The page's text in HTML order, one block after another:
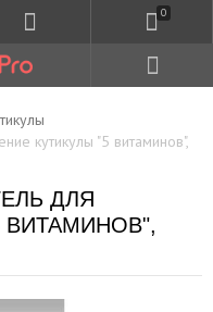
0
кутикулы "5 витаминов",
ДЛЯ
ВИТАМИНОВ",